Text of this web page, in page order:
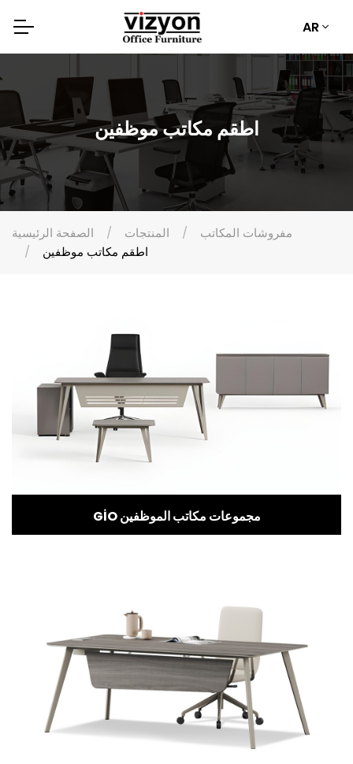
AR
اطقم مكاتب موظفين
الصفحة الرئيسية المنتجات
مفروشات المكاتب
اطقم مكاتب موظفين
GİO مجموعات مكاتب الموظفين